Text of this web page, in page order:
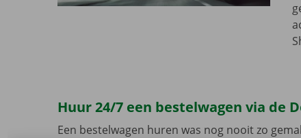
Huur 24/7 een bestelwagen via de
Een bestelwagen huren was nog nooit zo